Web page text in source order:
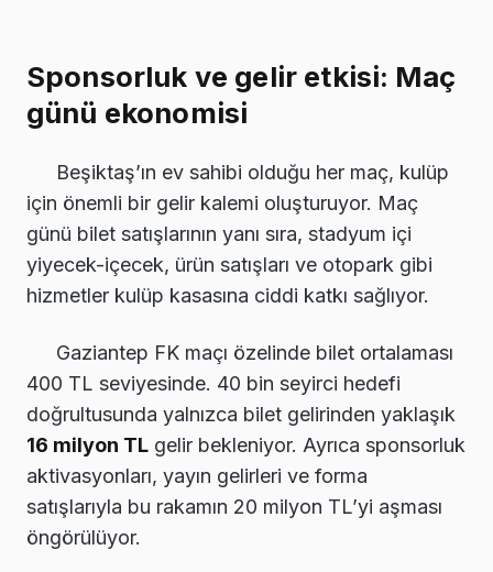
Sponsorluk ve gelir etkisi: Maç
günü ekonomisi
Beşiktaş’ın ev sahibi olduğu her maç, kulüp
için önemli bir gelir kalemi oluşturuyor. Maç
günü bilet satışlarının yanı sıra, stadyum içi
yiyecek-içecek, ürün satışları ve otopark gibi
hizmetler kulüp kasasına ciddi katkı sağlıyor.
Gaziantep FK maçı özelinde bilet ortalaması
400 TL seviyesinde. 40 bin seyirci hedefi
doğrultusunda yalnızca bilet gelirinden yaklaşık
16 milyon TL gelir bekleniyor. Ayrıca sponsorluk
aktivasyonları, yayın gelirleri ve forma
satışlarıyla bu rakamın 20 milyon TL’yi aşması
öngörülüyor.